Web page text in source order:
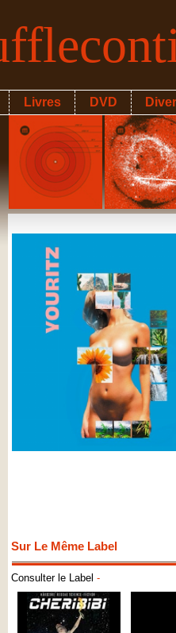
Livres DVD
Sur Le Même Label
Consulter le Label-